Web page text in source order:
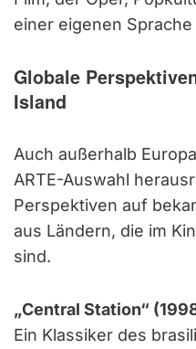
einer eigenen
Globale
Island
Auch außerhalb
ARTE-Auswahl
Perspektiven auf
aus Ländern, die im
sind.
„Central Station“
Ein Klassiker des